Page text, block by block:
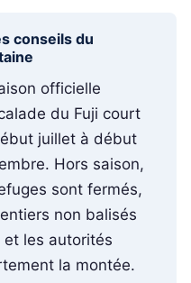
conseils du
officielle
du Fuji court
juillet à début
Hors saison,
sont fermés,
non balisés
les autorités
la montée.